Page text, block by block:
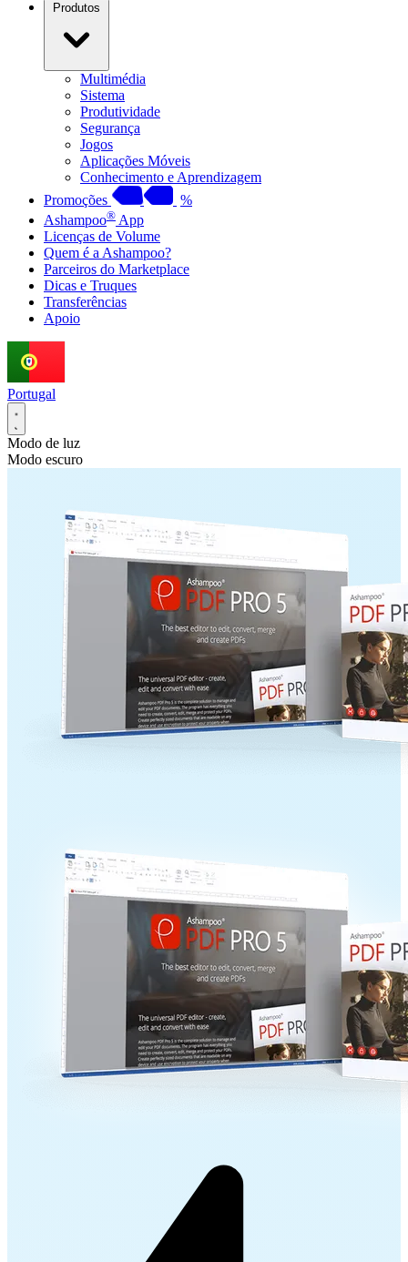
Produtos
Multimédia
Sistema
Produtividade
Segurança
Jogos
Aplicações Móveis
Conhecimento e Aprendizagem
Promoções
%
Ashampoo® App
Licenças de Volume
Quem é a Ashampoo?
Parceiros do Marketplace
Dicas e Truques
Transferências
Apoio
Portugal
Modo de luz
Modo escuro